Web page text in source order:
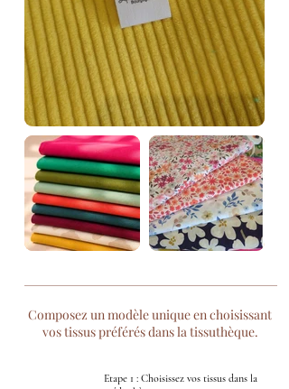
Composez un modèle unique en choisissant
vos tissus préférés dans la tissuthèque.
Etape 1 : Choisissez vos tissus dans la